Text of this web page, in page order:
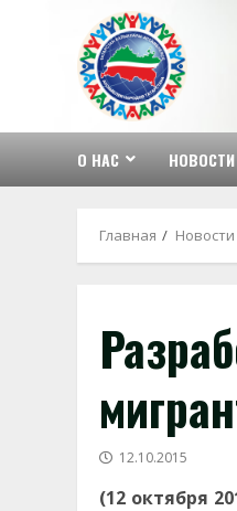
содержимому
О НАС НОВОСТИ
Главная Новости
12.10.2015
(12 октября